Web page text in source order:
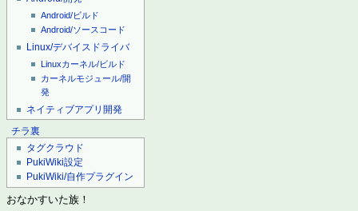
Android/ビルド
Android/ソースコード
Linux/デバイスドライバ
Linuxカーネル/ビルド
カーネルモジュール/開
発
ネイティブアプリ開発
チラ裏
タグクラウド
PukiWiki設定
PukiWiki/自作プラグイン
おなかすいた族！